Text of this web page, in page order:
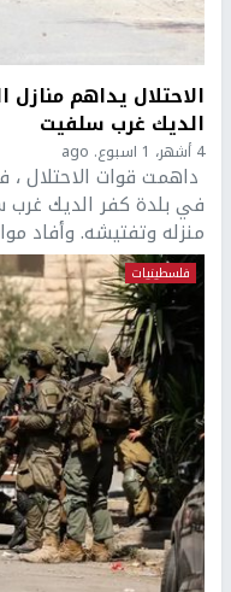
الاحتلال يداهم
الديك غرب سلفيت
4 أشهر، 1 اسبوع. ago
داهمت قوات الاحتلال ،
في بلدة كفر الديك غرب
منزله وتفتيشه. وأفاد
فلسطينيات